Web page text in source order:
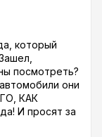
который
посмотреть?
они
КАК
И просят за
ума сошли